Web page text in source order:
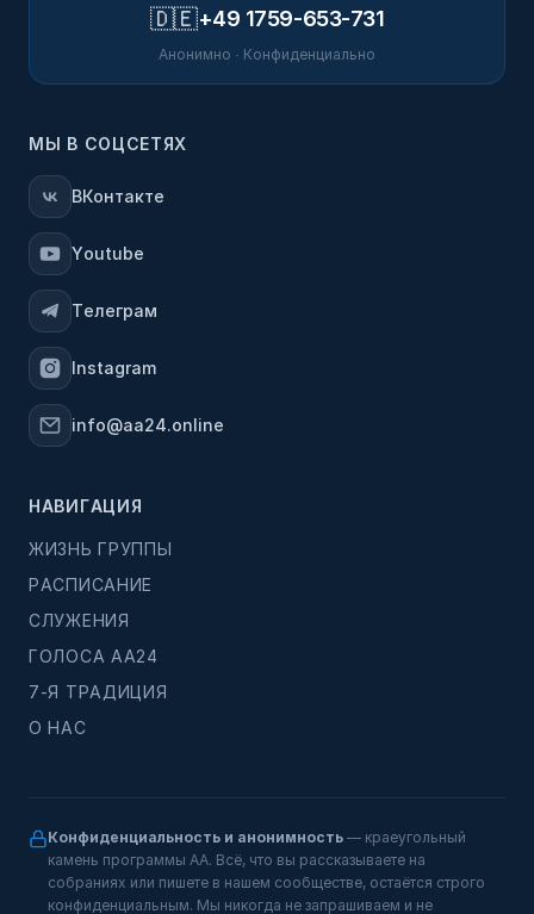
🇩🇪+49 1759-653-731
Анонимно · Конфиденциально
МЫ В СОЦСЕТЯХ
ВКонтакте
Youtube
Телеграм
Instagram
info@aa24.online
НАВИГАЦИЯ
ЖИЗНЬ ГРУППЫ
РАСПИСАНИЕ
СЛУЖЕНИЯ
ГОЛОСА АА24
7-Я ТРАДИЦИЯ
О НАС
Конфиденциальность и анонимность — краеугольный
камень программы АА. Всё, что вы рассказываете на
собраниях или пишете в нашем сообществе, остаётся строго
конфиденциальным. Мы никогда не запрашиваем и не